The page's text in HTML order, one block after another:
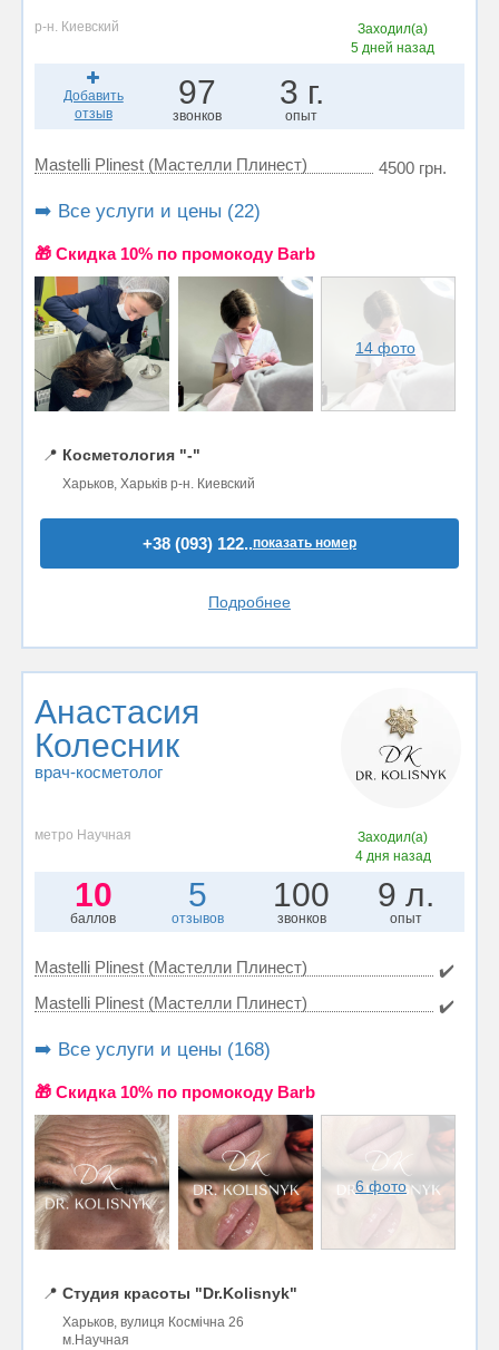
р-н. Киевский
Заходил(а)
5 дней назад
Добавить
отзыв
97
звонков
3 г.
опыт
Mastelli Plinest (Мастелли Плинест) 4500 грн.
➡️ Все услуги и цены (22)
🎁 Cкидка 10% по промокоду Barb
14 фото
📍 Косметология "-"
Харьков, Харьків р-н. Киевский
+38 (093) 122..показать номер
Подробнее
Анастасия
Колесник
врач-косметолог
метро Научная
Заходил(а)
4 дня назад
10
баллов
5
отзывов
100
звонков
9 л.
опыт
Mastelli Plinest (Мастелли Плинест)
✔️
Mastelli Plinest (Мастелли Плинест)
✔️
➡️ Все услуги и цены (168)
🎁 Cкидка 10% по промокоду Barb
6 фото
📍 Студия красоты "Dr.Kolisnyk"
Харьков, вулиця Космічна 26
м.Научная